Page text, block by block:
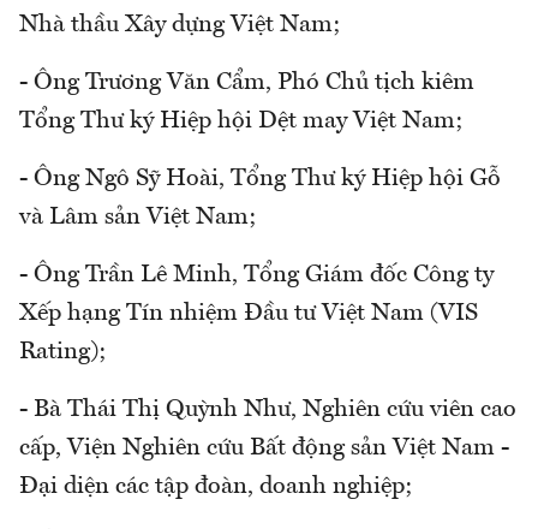
Nhà thầu Xây dựng Việt Nam;
- Ông Trương Văn Cẩm, Phó Chủ tịch kiêm
Tổng Thư ký Hiệp hội Dệt may Việt Nam;
- Ông Ngô Sỹ Hoài, Tổng Thư ký Hiệp hội Gỗ
và Lâm sản Việt Nam;
- Ông Trần Lê Minh, Tổng Giám đốc Công ty
Xếp hạng Tín nhiệm Đầu tư Việt Nam (VIS
Rating);
- Bà Thái Thị Quỳnh Như, Nghiên cứu viên cao
cấp, Viện Nghiên cứu Bất động sản Việt Nam -
Đại diện các tập đoàn, doanh nghiệp;